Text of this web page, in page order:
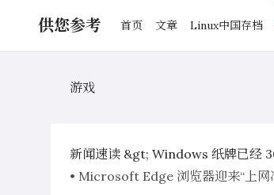
供您参考 首页 文章 Linux中国存档
游戏
新闻速读 &gt; Windows 纸牌已经
• Microsoft Edge 浏览器迎来“上